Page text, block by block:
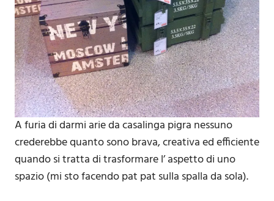
A furia di darmi arie da casalinga pigra nessuno
crederebbe quanto sono brava, creativa ed efficiente
quando si tratta di trasformare l’ aspetto di uno
spazio (mi sto facendo pat pat sulla spalla da sola).